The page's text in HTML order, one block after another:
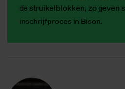
de struikelblokken, zo geven
inschrijfproces in Bison.